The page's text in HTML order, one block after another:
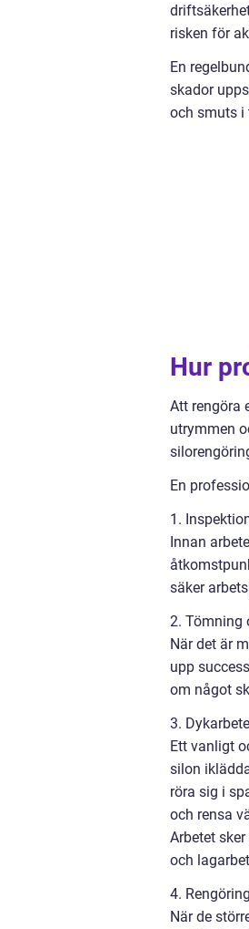
risken för
En
skador
och smuts i
Hur
Att rengöra
utrymmen
En
1.
Innan
säker
2. Tömning
När det är
upp
om något
3.
Ett vanligt
silon
röra sig i
och rensa
Arbetet
och
4.
När de